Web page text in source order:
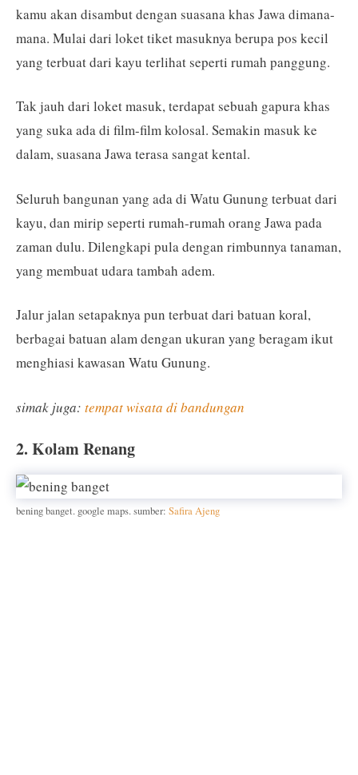
kamu akan disambut dengan suasana khas Jawa dimana-
mana. Mulai dari loket tiket masuknya berupa pos kecil
yang terbuat dari kayu terlihat seperti rumah panggung.
Tak jauh dari loket masuk, terdapat sebuah gapura khas
yang suka ada di film-film kolosal. Semakin masuk ke
dalam, suasana Jawa terasa sangat kental.
Seluruh bangunan yang ada di Watu Gunung terbuat dari
kayu, dan mirip seperti rumah-rumah orang Jawa pada
zaman dulu. Dilengkapi pula dengan rimbunnya tanaman,
yang membuat udara tambah adem.
Jalur jalan setapaknya pun terbuat dari batuan koral,
berbagai batuan alam dengan ukuran yang beragam ikut
menghiasi kawasan Watu Gunung.
simak juga: tempat wisata di bandungan
2. Kolam Renang
bening banget. google maps. sumber: Safira Ajeng